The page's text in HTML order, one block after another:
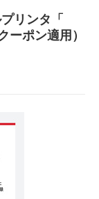
リンタ「
ーポン適用）